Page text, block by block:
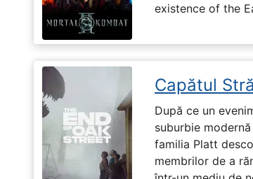
existence of the
Capătul
După ce un
suburbie
familia Platt
membrilor de a